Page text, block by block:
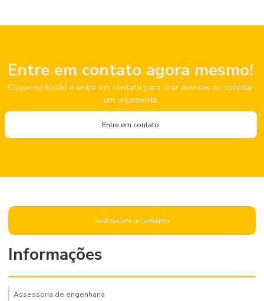
Entre em contato agora mesmo!
Clique no botão e entre em contato para tirar dúvidas ou solicitar
um orçamento
Entre em contato
Solicite um orçamento
Informações
Assessoria de engenharia